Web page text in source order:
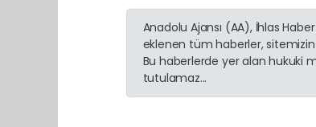
Anadolu Ajansı (AA), İhlas
eklenen tüm haberler,
Bu haberlerde yer alan hukuki
tutulamaz...